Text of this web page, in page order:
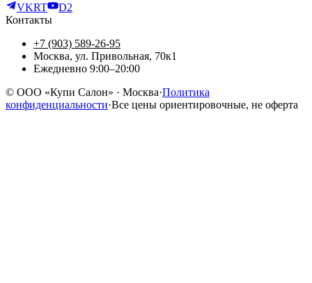
VKRT
D2
Контакты
+7 (903) 589-26-95
Москва, ул. Привольная, 70к1
Ежедневно 9:00–20:00
© ООО «Купи Салон» · Москва·Политика
конфиденциальности·Все цены ориентировочные, не оферта